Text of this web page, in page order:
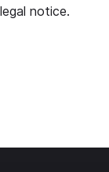
legal notice.